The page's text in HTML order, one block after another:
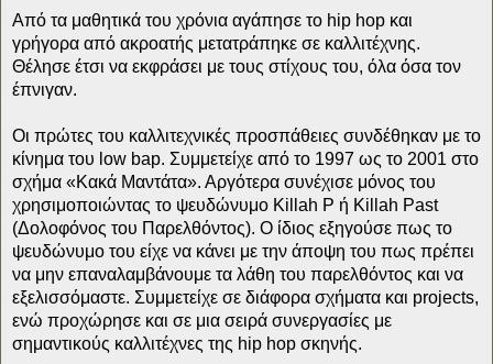
Από τα μαθητικά του χρόνια αγάπησε το hip hop και
γρήγορα από ακροατής μετατράπηκε σε καλλιτέχνης.
Θέλησε έτσι να εκφράσει με τους στίχους του, όλα όσα τον
έπνιγαν.
Οι πρώτες του καλλιτεχνικές προσπάθειες συνδέθηκαν με το
κίνημα του low bap. Συμμετείχε από το 1997 ως το 2001 στο
σχήμα «Κακά Μαντάτα». Αργότερα συνέχισε μόνος του
χρησιμοποιώντας το ψευδώνυμο Killah P ή Killah Past
(Δολοφόνος του Παρελθόντος). Ο ίδιος εξηγούσε πως το
ψευδώνυμο του είχε να κάνει με την άποψη του πως πρέπει
να μην επαναλαμβάνουμε τα λάθη του παρελθόντος και να
εξελισσόμαστε. Συμμετείχε σε διάφορα σχήματα και projects,
ενώ προχώρησε και σε μια σειρά συνεργασίες με
σημαντικούς καλλιτέχνες της hip hop σκηνής.